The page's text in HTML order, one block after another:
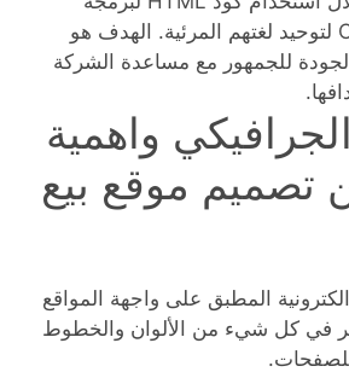
مواقع الويب و CSS لتوحيد لغتهم المرئية. الهدف هو
للجمهور مع مساعدة الشركة
واهمية
تصميم موقع بيع
المطبق على واجهة المواقع
في كل شيء من الألوان والخطوط
للصفحات.